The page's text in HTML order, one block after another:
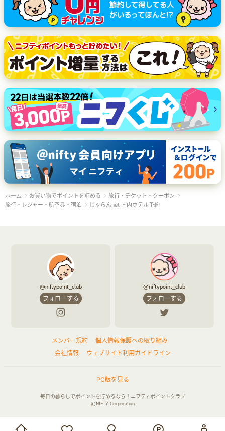
ホーム お買い物でポイントを貯める
旅行・チケット・クーポン
旅行・レジャー・航空券・宿泊
じゃらんnet 国内ホテル予約
@niftypoint_club
フォローする
@niftypoint_club
フォローする
メンバー規約
個人情報保護への取り組み
会社情報
ウェブサイト利用ガイドライン
PC版を見る
毎日の暮らしでポイントを貯めるなら！ニフティポイントクラブ
©NIFTY Corporation